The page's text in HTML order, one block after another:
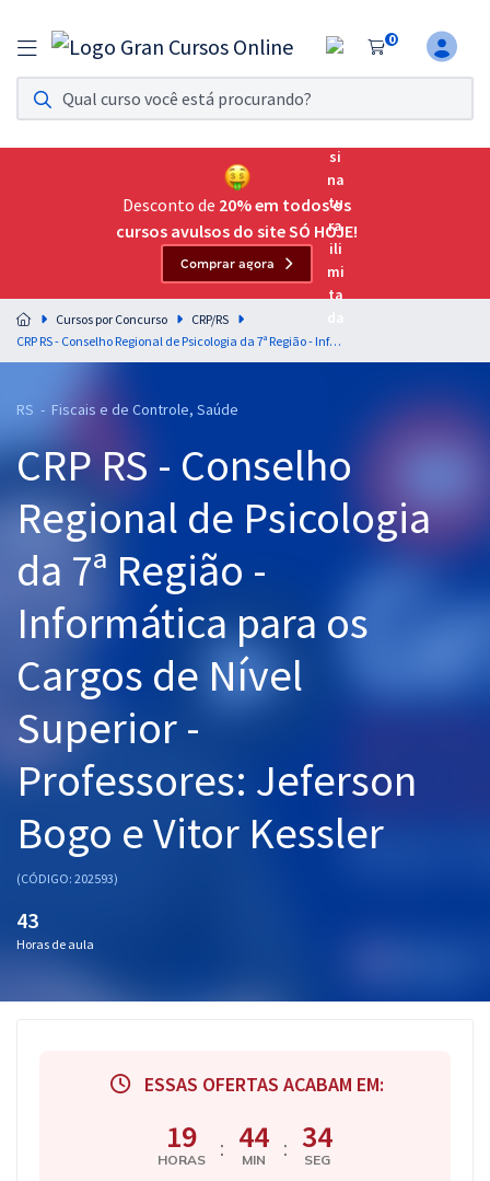
0
Assinatura Ilimitada 11
Acesso a todos os cursos. Teste grátis por 7 dias!
Assinatura OAB Até Passar
Acesso ilimitado a toda preparação para o Exame da
Residências Multiprofissionais
Preparação completa e intensiva para as principais
residências em saúde do Brasil
Cursos 20% OFF
Pós
Graduação
OAB
Questões grátis
Conteúdo gratuito
Aprovados
Desconto de 20% em todos os
cursos avulsos do site SÓ HOJE!
Comprar agora
Cursos por Concurso
CRP/RS
CRP RS - Conselho Regional de Psicologia da 7ª Região - Informática para os Cargos de Nível Superior - Professores: Jeferson Bogo e Vitor Kessler
RS - Fiscais e de Controle, Saúde
CRP RS - Conselho
Regional de Psicologia
da 7ª Região -
Informática para os
Cargos de Nível
Superior -
Professores: Jeferson
Bogo e Vitor Kessler
(CÓDIGO: 202593)
43
Horas de aula
ESSAS OFERTAS ACABAM EM:
19
HORAS : 44
MIN : 33
SEG